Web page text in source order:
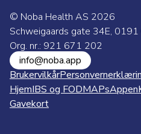
© Noba Health AS 2026
Schweigaards gate 34E, 0191
Org. nr.: 921 671 202
info@noba.app
Brukervilkår
HjemIBS og FODMAPsAppen
Gavekort